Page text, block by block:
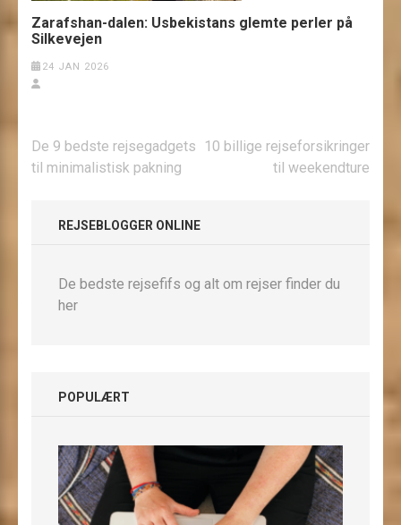
Zarafshan-dalen: Usbekistans glemte perler på
Silkevejen
24 JAN 2026
Indlægsnavigation
De 9 bedste rejsegadgets
til minimalistisk pakning
10 billige rejseforsikringer
til weekendture
REJSEBLOGGER ONLINE
De bedste rejsefifs og alt om rejser finder du
her
POPULÆRT